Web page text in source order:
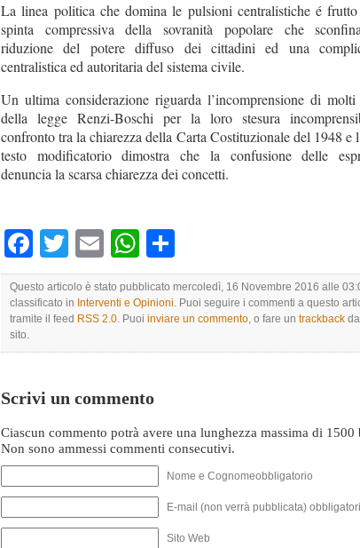
La linea politica che domina le pulsioni centralistiche é
spinta compressiva della sovranità popolare che
riduzione del potere diffuso dei cittadini ed una
centralistica ed autoritaria del sistema civile.
Un ultima considerazione riguarda l’incomprensione di
della legge Renzi-Boschi per la loro stesura
confronto tra la chiarezza della Carta Costituzionale del 1948 e
testo modificatorio dimostra che la confusione delle
denuncia la scarsa chiarezza dei concetti.
Facebook
TwitterEmailWhatsApp
Questo articolo è stato pubblicato mercoledì, 16 Novembre 2016 alle
classificato in Interventi e Opinioni. Puoi seguire i commenti a questo
tramite il feed RSS 2.0. Puoi inviare un commento, o fare un trackback
sito.
Scrivi un commento
Ciascun commento potrà avere una lunghezza massima di 1500
Non sono ammessi commenti consecutivi.
Nome e Cognomeobbligatorio
E-mail (non verrà pubblicata)
Sito Web